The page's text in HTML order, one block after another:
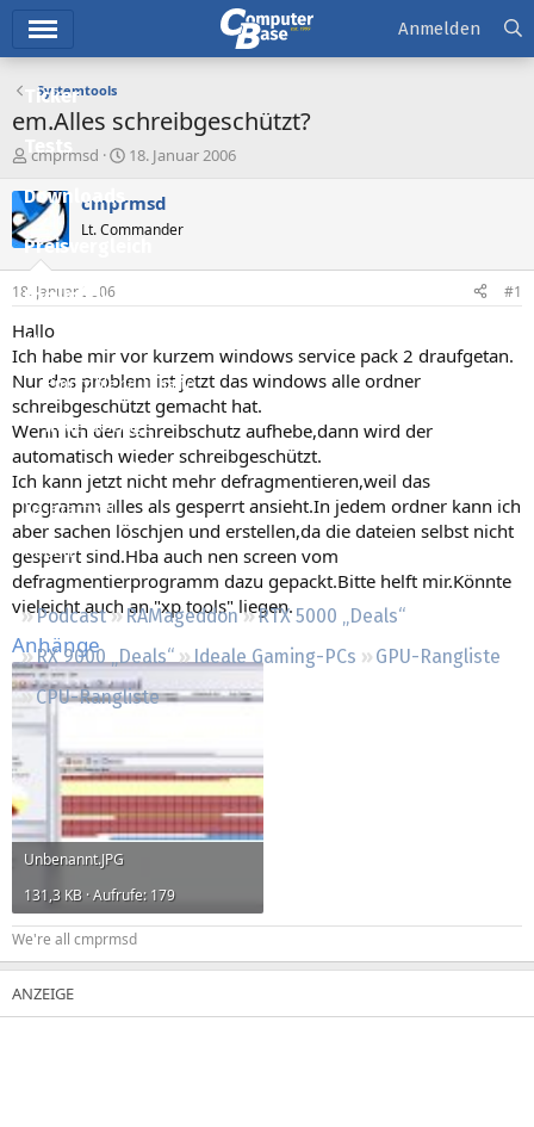
Ticker
Downloads
Preisvergleich
Forum
Aktuelles
Empfohlene Inhalte
Neue Beiträge
Neueste Aktivitäten
Leserartikel
Regeln
Podcast RAMageddon
RTX 5000 „Deals“
RX 9000 „Deals“
Ideale Gaming-PCs
GPU-Rangliste
CPU-Rangliste
Anmelden
Systemtools
em.Alles schreibgeschützt?
E
s
t
e
e
r
cmprmsd
E
s
e
t
18. Januar 2006
cmprmsd
Lt. Commander
18. Januar 2006 #1
Hallo
Ich habe mir vor kurzem windows service pack 2 draufgetan.
Nur das problem ist jetzt das windows alle ordner
schreibgeschützt gemacht hat.
Wenn ich den schreibschutz aufhebe,dann wird der
automatisch wieder schreibgeschützt.
Ich kann jetzt nicht mehr defragmentieren,weil das
programm alles als gesperrt ansieht.In jedem ordner kann ich
aber sachen löschjen und erstellen,da die dateien selbst nicht
gesperrt sind.Hba auch nen screen vom
defragmentierprogramm dazu gepackt.Bitte helft mir.Könnte
vieleicht auch an "xp tools" liegen.
Anhänge
Unbenannt.JPG
131,3 KB · Aufrufe: 179
We're all cmprmsd